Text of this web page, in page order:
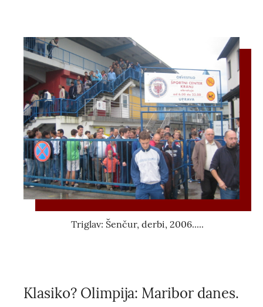
Triglav: Šenčur, derbi, 2006.....
Klasiko? Olimpija: Maribor danes.